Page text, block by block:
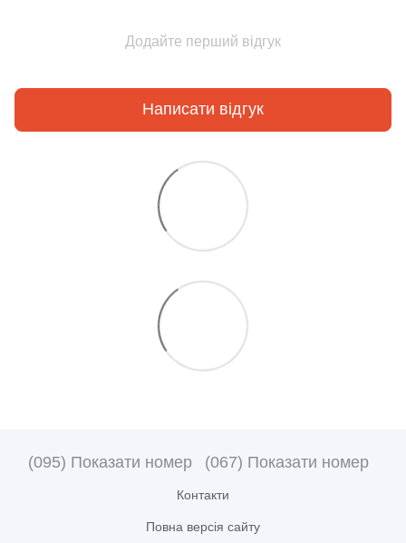
Додайте перший відгук
Написати відгук
(095) Показати номер (067) Показати номер
Контакти
Повна версія сайту